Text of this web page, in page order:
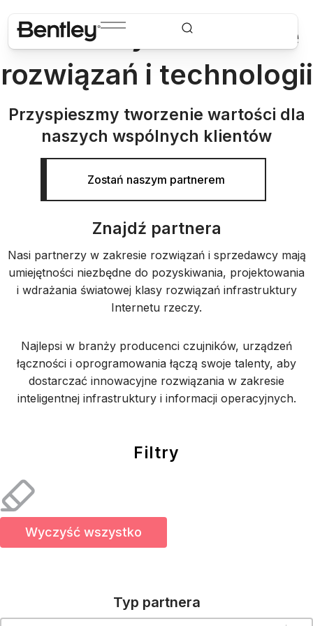
Partnerzy w zakresie
rozwiązań i technologii
Przyspieszmy tworzenie wartości dla
naszych wspólnych klientów
Zostań naszym partnerem
Znajdź partnera
Nasi partnerzy w zakresie rozwiązań i sprzedawcy mają
umiejętności niezbędne do pozyskiwania, projektowania
i wdrażania światowej klasy rozwiązań infrastruktury
Internetu rzeczy.
Najlepsi w branży producenci czujników, urządzeń
łączności i oprogramowania łączą swoje talenty, aby
dostarczać innowacyjne rozwiązania w zakresie
inteligentnej infrastruktury i informacji operacyjnych.
Filtry
Wyczyść wszystko
Typ partnera